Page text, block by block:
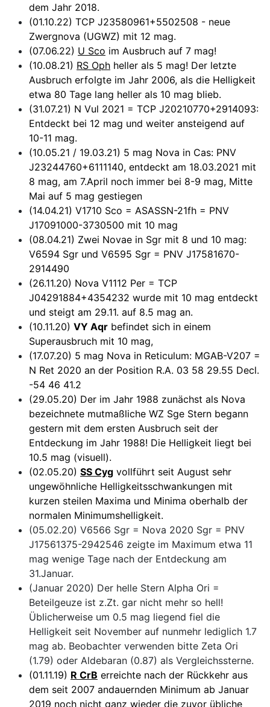
dem Jahr 2018.
(01.10.22) TCP J23580961+5502508 - neue
Zwergnova (UGWZ) mit 12 mag.
(07.06.22) U Sco im Ausbruch auf 7 mag!
(10.08.21) RS Oph heller als 5 mag! Der letzte
Ausbruch erfolgte im Jahr 2006, als die Helligkeit
etwa 80 Tage lang heller als 10 mag blieb.
(31.07.21) N Vul 2021 = TCP J20210770+2914093:
Entdeckt bei 12 mag und weiter ansteigend auf
10-11 mag.
(10.05.21 / 19.03.21) 5 mag Nova in Cas: PNV
J23244760+6111140, entdeckt am 18.03.2021 mit
8 mag, am 7.April noch immer bei 8-9 mag, Mitte
Mai auf 5 mag gestiegen
(14.04.21) V1710 Sco = ASASSN-21fh = PNV
J17091000-3730500 mit 10 mag
(08.04.21) Zwei Novae in Sgr mit 8 und 10 mag:
V6594 Sgr und V6595 Sgr = PNV J17581670-
2914490
(26.11.20) Nova V1112 Per = TCP
J04291884+4354232 wurde mit 10 mag entdeckt
und steigt am 29.11. auf 8.5 mag an.
(10.11.20) VY Aqr befindet sich in einem
Superausbruch mit 10 mag,
(17.07.20) 5 mag Nova in Reticulum: MGAB-V207 =
N Ret 2020 an der Position R.A. 03 58 29.55 Decl.
-54 46 41.2
(29.05.20) Der im Jahr 1988 zunächst als Nova
bezeichnete mutmaßliche WZ Sge Stern begann
gestern mit dem ersten Ausbruch seit der
Entdeckung im Jahr 1988! Die Helligkeit liegt bei
10.5 mag (visuell).
(02.05.20) SS Cyg vollführt seit August sehr
ungewöhnliche Helligkeitsschwankungen mit
kurzen steilen Maxima und Minima oberhalb der
normalen Minimumshelligkeit.
(05.02.20) V6566 Sgr = Nova 2020 Sgr = PNV
J17561375-2942546 zeigte im Maximum etwa 11
mag wenige Tage nach der Entdeckung am
31.Januar.
(Januar 2020) Der helle Stern Alpha Ori =
Beteilgeuze ist z.Zt. gar nicht mehr so hell!
Üblicherweise um 0.5 mag liegend fiel die
Helligkeit seit November auf nunmehr lediglich 1.7
mag ab. Beobachter verwenden bitte Zeta Ori
(1.79) oder Aldebaran (0.87) als Vergleichssterne.
(01.11.19) R CrB erreichte nach der Rückkehr aus
dem seit 2007 andauernden Minimum ab Januar
2019 noch nicht ganz wieder die zuvor übliche